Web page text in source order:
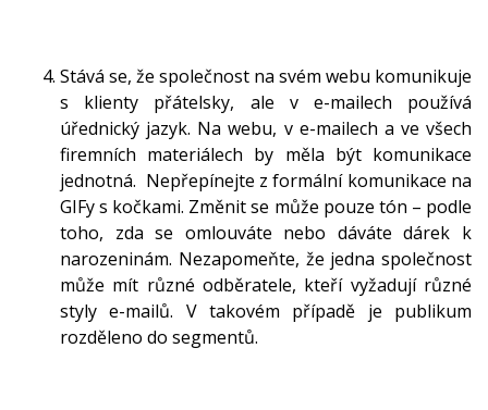
Stává se, že společnost na svém webu komunikuje
s klienty přátelsky, ale v e-mailech používá
úřednický jazyk. Na webu, v e-mailech a ve všech
firemních materiálech by měla být komunikace
jednotná. Nepřepínejte z formální komunikace na
GIFy s kočkami. Změnit se může pouze tón – podle
toho, zda se omlouváte nebo dáváte dárek k
narozeninám. Nezapomeňte, že jedna společnost
může mít různé odběratele, kteří vyžadují různé
styly e-mailů. V takovém případě je publikum
rozděleno do segmentů.